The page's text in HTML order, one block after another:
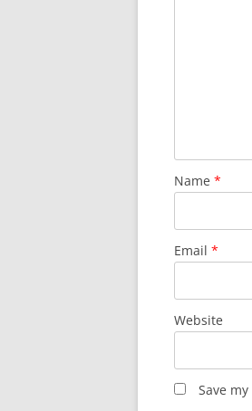
Name *
Email *
Website
Save